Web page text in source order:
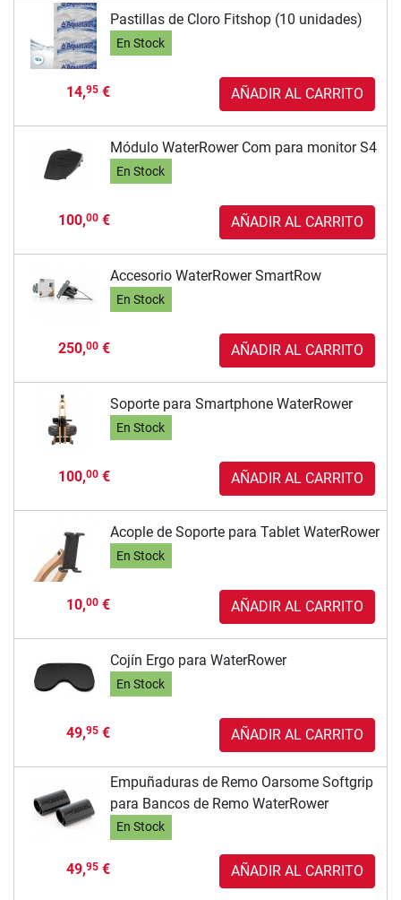
Pastillas de Cloro Fitshop (10 unidades)
En Stock
14,95€ AÑADIR AL CARRITO
Módulo WaterRower Com para monitor S4
En Stock
100,00€ AÑADIR AL CARRITO
Accesorio WaterRower SmartRow
En Stock
250,00€ AÑADIR AL CARRITO
Soporte para Smartphone WaterRower
En Stock
100,00€ AÑADIR AL CARRITO
Acople de Soporte para Tablet WaterRower
En Stock
10,00€ AÑADIR AL CARRITO
Cojín Ergo para WaterRower
En Stock
49,95€ AÑADIR AL CARRITO
Empuñaduras de Remo Oarsome Softgrip
para Bancos de Remo WaterRower
En Stock
49,95€ AÑADIR AL CARRITO